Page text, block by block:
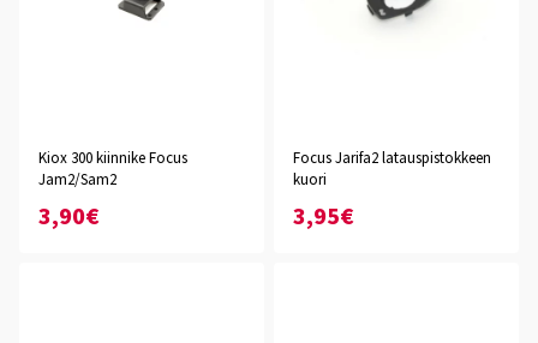
Kiox 300 kiinnike Focus
Jam2/Sam2
3,90€
Focus Jarifa2 latauspistokkeen
kuori
3,95€